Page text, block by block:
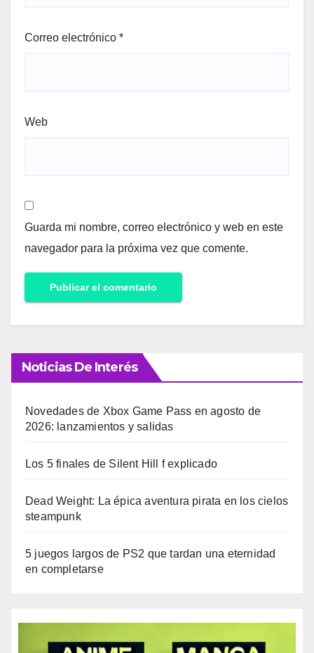
Correo electrónico *
Web
Guarda mi nombre, correo electrónico y web en este
navegador para la próxima vez que comente.
Noticias De Interés
Novedades de Xbox Game Pass en agosto de
2026: lanzamientos y salidas
Los 5 finales de Silent Hill f explicado
Dead Weight: La épica aventura pirata en los cielos
steampunk
5 juegos largos de PS2 que tardan una eternidad
en completarse